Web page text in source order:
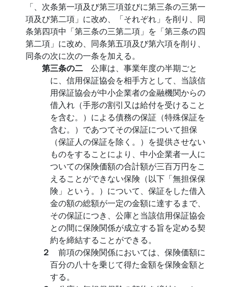
「、次条第一項及び第三項並びに第三条の三第一
項及び第二項」に改め、「それぞれ」を削り、同
条第四項中「第三条の三第二項」を「第三条の四
第二項」に改め、同条第五項及び第六項を削り、
同条の次に次の一条を加える。
第三条の二 公庫は、事業年度の半期ごと
に、信用保証協会を相手方として、当該信
用保証協会が中小企業者の金融機関からの
借入れ（手形の割引又は給付を受けること
を含む。）による債務の保証（特殊保証を
含む。）であつてその保証について担保
（保証人の保証を除く。）を提供させない
ものをすることにより、中小企業者一人に
ついての保険価額の合計額が三百万円をこ
えることができない保険（以下「無担保保
険」という。）について、保証をした借入
金の額の総額が一定の金額に達するまで、
その保証につき、公庫と当該信用保証協会
との間に保険関係が成立する旨を定める契
約を締結することができる。
２ 前項の保険関係においては、保険価額に
百分の八十を乗じて得た金額を保険金額と
する。